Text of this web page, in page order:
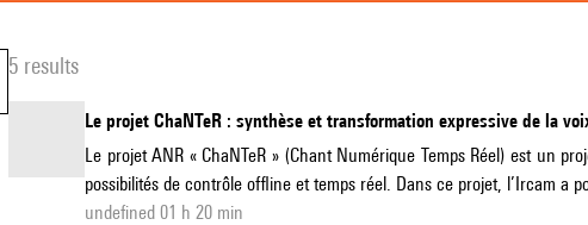
5 results
Le projet ChaNTeR : synthèse et transformation expressive de la
Le projet ANR « ChaNTeR » (Chant Numérique Temps Réel) est un
possibilités de contrôle offline et temps réel. Dans ce projet, l’Ircam a
undefined 01 h 20 min